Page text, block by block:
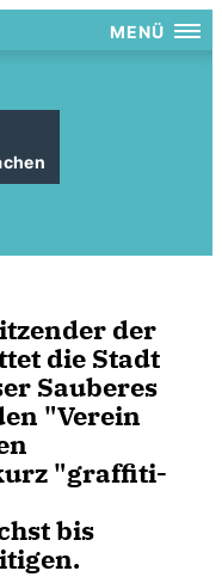
MENÜ
der
die Stadt
Sauberes
"Verein
"graffiti-
bis